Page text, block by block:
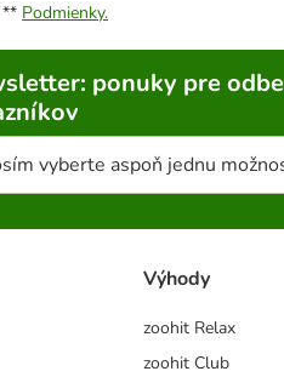
** Podmienky.
ponuky pre
vyberte aspoň jednu
Výhody
zoohit Relax
zoohit Club